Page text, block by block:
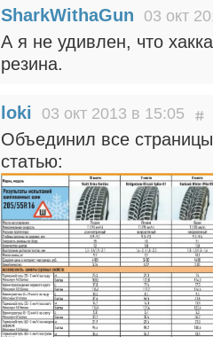
SharkWithaGun 03 окт
А я не удивлен, что
резина.
loki 03 окт 2013 в 15:05
Объединил все
статью: